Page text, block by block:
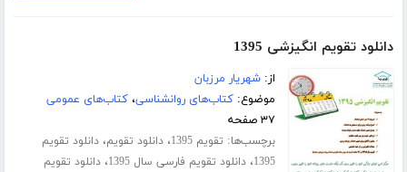
دانلود تقویم انگیزشی 1395
از:شهریار مرزبان
موضوع:کتاب‌های روانشناسی،کتاب‌های عمومی
۳۷ صفحه
برچسب‌ها: تقویم 1395 ،دانلود تقویم،دانلود تقویم
1395،دانلود تقویم فارسی سال 1395 ،دانلود تقویم